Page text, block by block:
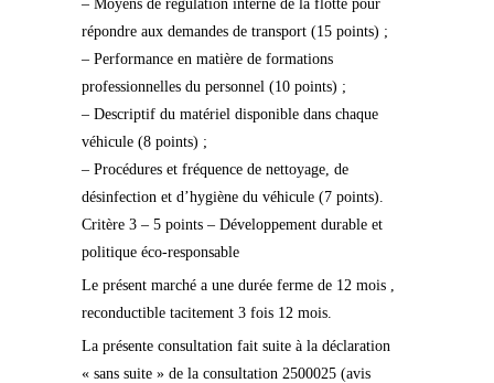
– Moyens de régulation interne de la flotte pour
répondre aux demandes de transport (15 points) ;
– Performance en matière de formations
professionnelles du personnel (10 points) ;
– Descriptif du matériel disponible dans chaque
véhicule (8 points) ;
– Procédures et fréquence de nettoyage, de
désinfection et d’hygiène du véhicule (7 points).
Critère 3 – 5 points – Développement durable et
politique éco-responsable
Le présent marché a une durée ferme de 12 mois ,
reconductible tacitement 3 fois 12 mois.
La présente consultation fait suite à la déclaration
« sans suite » de la consultation 2500025 (avis